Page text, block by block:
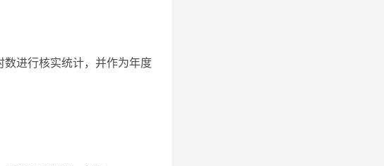
数进行核实统计，并作为年度